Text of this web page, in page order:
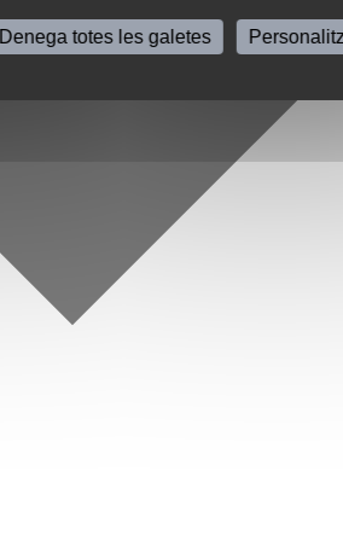
Denega totes les galetes